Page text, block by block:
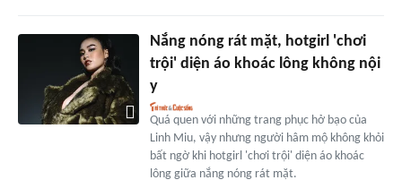
Nắng nóng rát mặt, hotgirl 'chơi
trội' diện áo khoác lông không nội
y
Quá quen với những trang phục hở bạo của
Linh Miu, vậy nhưng người hâm mộ không khỏi
bất ngờ khi hotgirl 'chơi trội' diện áo khoác
lông giữa nắng nóng rát mặt.